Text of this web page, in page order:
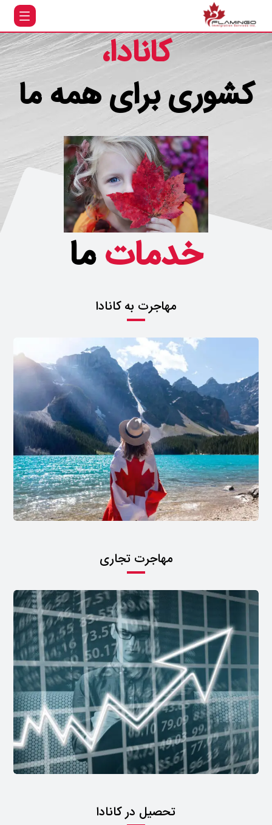
کانادا،
کشوری برای همه ما
خدماتما
مهاجرت به کانادا
مهاجرت تجاری
تحصیل در کانادا